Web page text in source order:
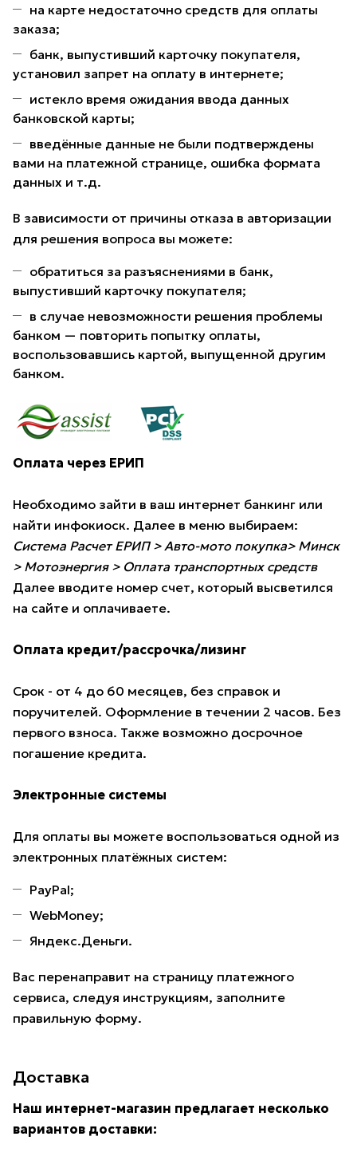
на карте недостаточно средств для оплаты
заказа;
банк, выпустивший карточку покупателя,
установил запрет на оплату в интернете;
истекло время ожидания ввода данных
банковской карты;
введённые данные не были подтверждены
вами на платежной странице, ошибка формата
данных и т.д.
В зависимости от причины отказа в авторизации
для решения вопроса вы можете:
обратиться за разъяснениями в банк,
выпустивший карточку покупателя;
в случае невозможности решения проблемы
банком — повторить попытку оплаты,
воспользовавшись картой, выпущенной другим
банком.
Оплата через ЕРИП
Необходимо зайти в ваш интернет банкинг или
найти инфокиоск. Далее в меню выбираем:
Система Расчет ЕРИП > Авто-мото покупка> Минск
> Мотоэнергия > Оплата транспортных средств
Далее вводите номер счет, который высветился
на сайте и оплачиваете.
Оплата кредит/рассрочка/лизинг
Срок - от 4 до 60 месяцев, без справок и
поручителей. Оформление в течении 2 часов. Без
первого взноса. Также возможно досрочное
погашение кредита.
Электронные системы
Для оплаты вы можете воспользоваться одной из
электронных платёжных систем:
PayPal;
WebMoney;
Яндекс.Деньги.
Вас перенаправит на страницу платежного
сервиса, следуя инструкциям, заполните
правильную форму.
Доставка
Наш интернет-магазин предлагает несколько
вариантов доставки: